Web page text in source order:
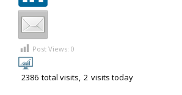
Post Views: 0
2386 total visits, 2 visits today